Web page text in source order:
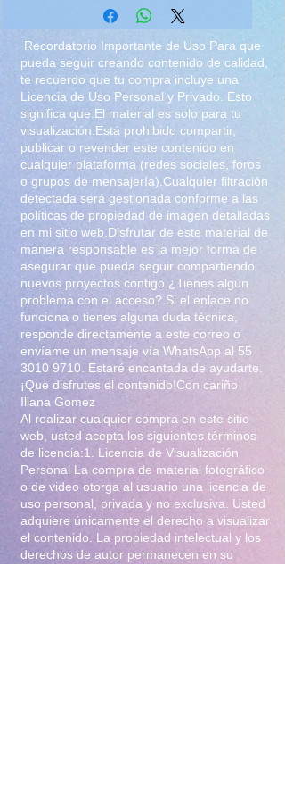
conejita
Recordatorio Importante de Uso Para que
pueda seguir creando contenido de calidad,
te recuerdo que tu compra incluye una
Licencia de Uso Personal y Privado. Esto
significa que:El material es solo para tu
visualización.Está prohibido compartir,
publicar o revender este contenido en
cualquier plataforma (redes sociales, foros
o grupos de mensajería).Cualquier filtración
detectada será gestionada conforme a las
políticas de propiedad de imagen detalladas
en mi sitio web.Disfrutar de este material de
manera responsable es la mejor forma de
asegurar que pueda seguir compartiendo
nuevos proyectos contigo.¿Tienes algún
problema con el acceso? Si el enlace no
funciona o tienes alguna duda técnica,
responde directamente a este correo o
envíame un mensaje vía WhatsApp al 55
3010 9710 . Estaré encantada de ayudarte.
¡Que disfrutes el contenido!Con cariño
Iliana Gomez
Al realizar cualquier compra en este sitio
web, usted acepta los siguientes términos
de licencia:1. Licencia de Visualización
Personal La compra de material fotográfico
o de video otorga al usuario una licencia de
uso personal, privada y no exclusiva. Usted
adquiere únicamente el derecho a visualizar
el contenido. La propiedad intelectual y los
derechos de autor permanecen en su